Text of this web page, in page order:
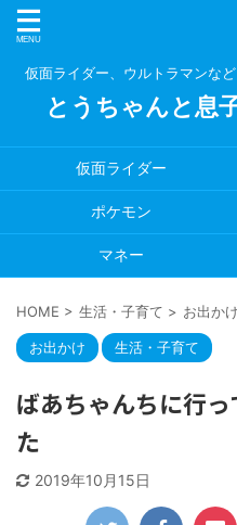
仮面ライダー、ウルトラマンな
とうちゃんと息
仮面ライダー
ポケモン
マネー
HOME > 生活・子育て > お出かけ
お出かけ 生活・子育て
ばあちゃんちに行
た
2019年10月15日